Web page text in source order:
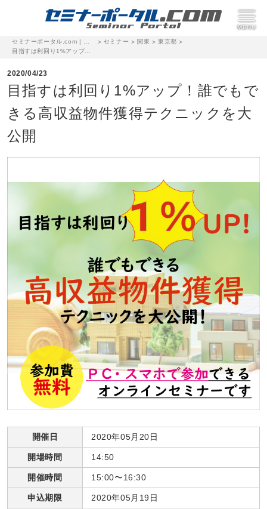
> セミナー > 関東 >東京都 >
目指すは利回り1%アップ！誰でもできる高収益物件獲得テクニックを大公開
2020/04/23
目指すは利回り1%アップ！誰でもで
きる高収益物件獲得テクニックを大
公開
開催日 2020年05月20日
開場時間 14:50
開催時間 15:00〜16:30
申込期限 2020年05月19日